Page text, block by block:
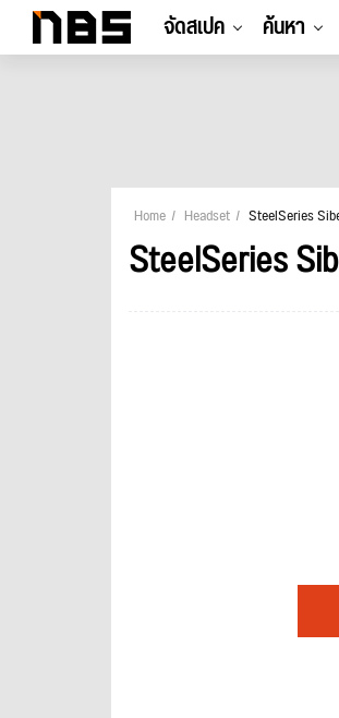
จัดสเปค ค้นหา
Home Headset SteelSeries
SteelSeries